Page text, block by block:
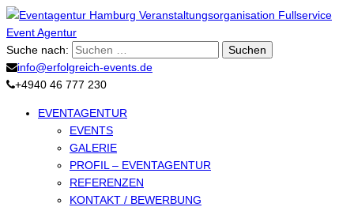
Suche nach:
info@erfolgreich-events.de
+4940 46 777 230
EVENTAGENTUR
EVENTS
GALERIE
PROFIL – EVENTAGENTUR
REFERENZEN
KONTAKT / BEWERBUNG